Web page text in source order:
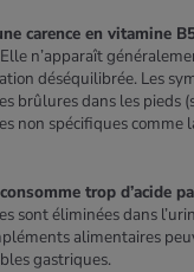
carence en vitamine
n’apparaît
déséquilibrée. Les
brûlures dans les pieds
non spécifiques comme
trop d’acide
sont éliminées dans
alimentaires
gastriques.